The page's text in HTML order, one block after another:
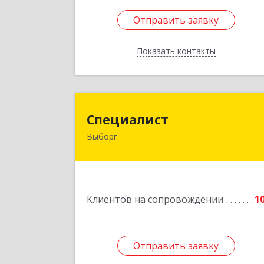
Отправить заявку
Показать контакты
Отправить заявку
Назад
Специалист
Выборг
Клиентов на сопровождении
Отправить заявку
Отправить заявку